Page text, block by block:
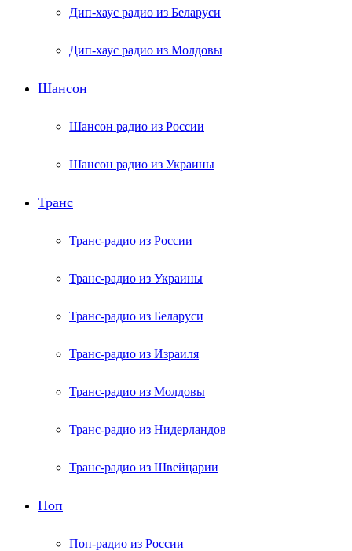
Дип-хаус радио из Беларуси
Дип-хаус радио из Молдовы
Шансон
Шансон радио из России
Шансон радио из Украины
Транс
Транс-радио из России
Транс-радио из Украины
Транс-радио из Беларуси
Транс-радио из Израиля
Транс-радио из Молдовы
Транс-радио из Нидерландов
Транс-радио из Швейцарии
Поп
Поп-радио из России